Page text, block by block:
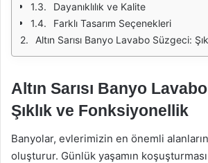
Dayanıklılık ve Kalite
Farklı Tasarım Seçenekleri
Altın Sarısı Banyo Lavabo Süzgeci:
Altın Sarısı Banyo
Şıklık ve Fonksiyonellik
Banyolar, evlerimizin en önemli
oluşturur. Günlük yaşamın